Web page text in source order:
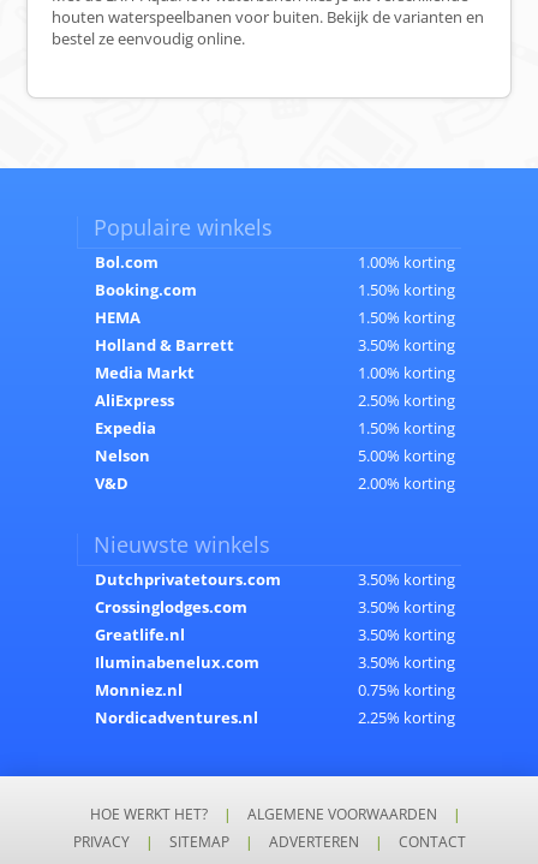
houten waterspeelbanen voor buiten. Bekijk de varianten en
bestel ze eenvoudig online.
Populaire winkels
Bol.com
1.00% korting
Booking.com
1.50% korting
HEMA
1.50% korting
Holland & Barrett
3.50% korting
Media Markt
1.00% korting
AliExpress
2.50% korting
Expedia
1.50% korting
Nelson
5.00% korting
V&D
2.00% korting
Nieuwste winkels
Dutchprivatetours.com
3.50% korting
Crossinglodges.com
3.50% korting
Greatlife.nl
3.50% korting
Iluminabenelux.com
3.50% korting
Monniez.nl
0.75% korting
Nordicadventures.nl
2.25% korting
HOE WERKT HET? | ALGEMENE VOORWAARDEN
|
PRIVACY
| SITEMAP | ADVERTEREN | CONTACT